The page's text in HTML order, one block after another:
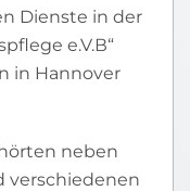
Dienste in der
e.V.В“
in Hannover
neben
verschiedenen